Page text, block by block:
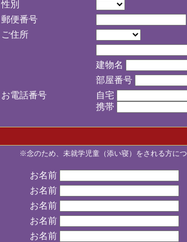
性別
郵便番号
ご住所
建物名
部屋番号
お電話番号
自宅
携帯
※念のため、未就学児童（添い寝）をされる方に
お名前
お名前
お名前
お名前
お名前